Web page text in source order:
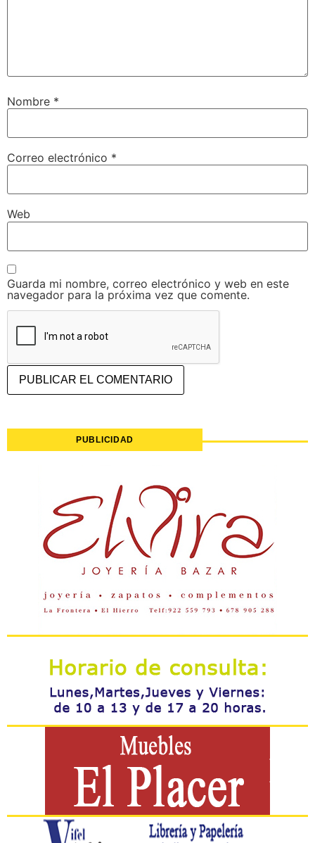
Nombre *
Correo electrónico *
Web
Guarda mi nombre, correo electrónico y web en este
navegador para la próxima vez que comente.
PUBLICIDAD